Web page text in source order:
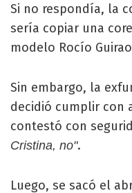
Si no respondía, la
sería copiar una
modelo Rocío
Sin embargo, la
decidió cumplir con
contestó con
Cristina, no".
Luego, se sacó el